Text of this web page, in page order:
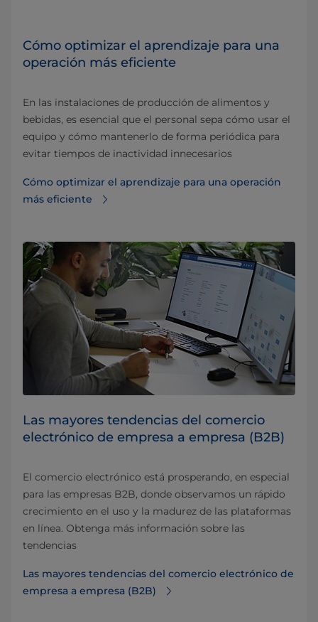
Cómo optimizar el aprendizaje para una
operación más eficiente
En las instalaciones de producción de alimentos y
bebidas, es esencial que el personal sepa cómo usar el
equipo y cómo mantenerlo de forma periódica para
evitar tiempos de inactividad innecesarios
Cómo optimizar el aprendizaje para una operación
más eficiente
Las mayores tendencias del comercio
electrónico de empresa a empresa (B2B)
El comercio electrónico está prosperando, en especial
para las empresas B2B, donde observamos un rápido
crecimiento en el uso y la madurez de las plataformas
en línea. Obtenga más información sobre las
tendencias
Las mayores tendencias del comercio electrónico de
empresa a empresa (B2B)